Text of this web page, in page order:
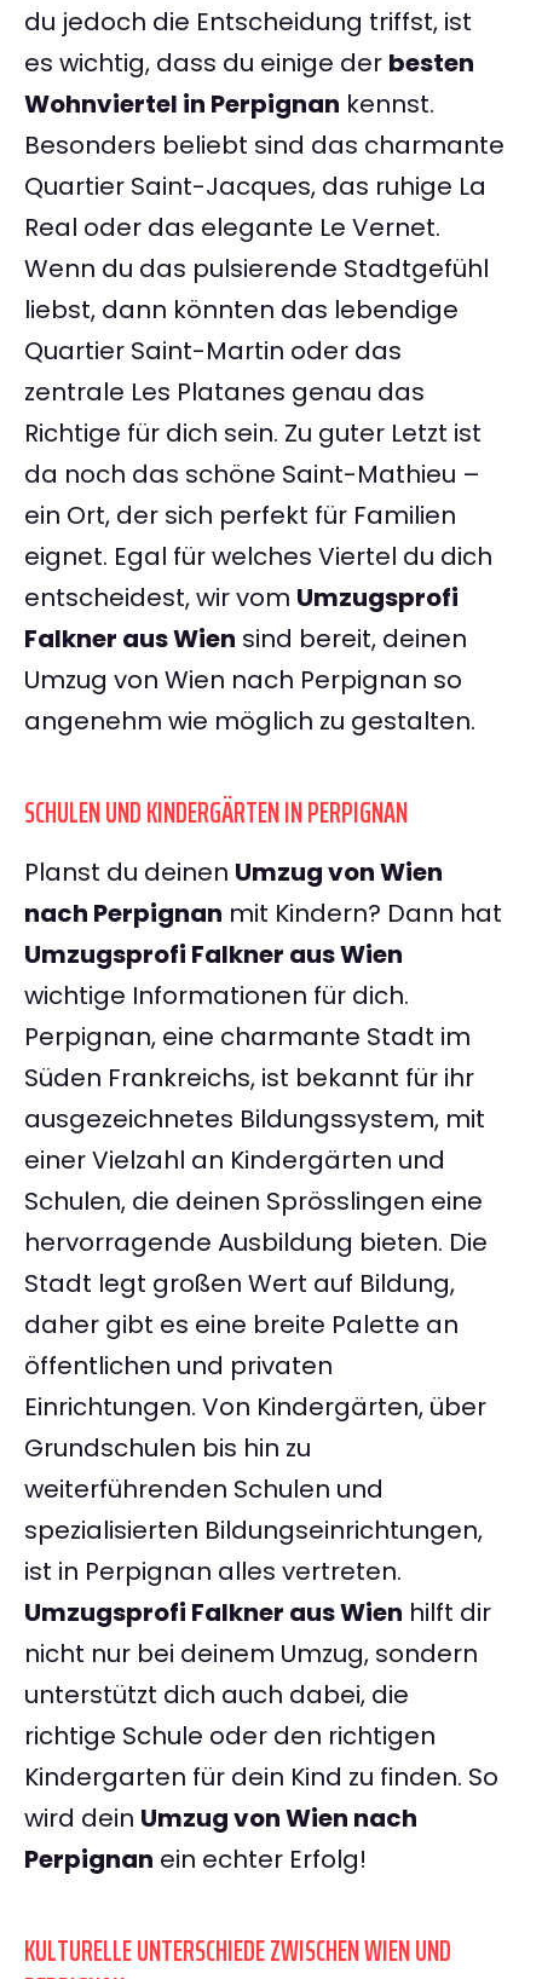
du jedoch die Entscheidung triffst, ist
es wichtig, dass du einige der besten
Wohnviertel in Perpignan kennst.
Besonders beliebt sind das charmante
Quartier Saint-Jacques, das ruhige La
Real oder das elegante Le Vernet.
Wenn du das pulsierende Stadtgefühl
liebst, dann könnten das lebendige
Quartier Saint-Martin oder das
zentrale Les Platanes genau das
Richtige für dich sein. Zu guter Letzt ist
da noch das schöne Saint-Mathieu –
ein Ort, der sich perfekt für Familien
eignet. Egal für welches Viertel du dich
entscheidest, wir vom Umzugsprofi
Falkner aus Wien sind bereit, deinen
Umzug von Wien nach Perpignan so
angenehm wie möglich zu gestalten.
SCHULEN UND KINDERGÄRTEN IN PERPIGNAN
Planst du deinen Umzug von Wien
nach Perpignan mit Kindern? Dann hat
Umzugsprofi Falkner aus Wien
wichtige Informationen für dich.
Perpignan, eine charmante Stadt im
Süden Frankreichs, ist bekannt für ihr
ausgezeichnetes Bildungssystem, mit
einer Vielzahl an Kindergärten und
Schulen, die deinen Sprösslingen eine
hervorragende Ausbildung bieten. Die
Stadt legt großen Wert auf Bildung,
daher gibt es eine breite Palette an
öffentlichen und privaten
Einrichtungen. Von Kindergärten, über
Grundschulen bis hin zu
weiterführenden Schulen und
spezialisierten Bildungseinrichtungen,
ist in Perpignan alles vertreten.
Umzugsprofi Falkner aus Wien hilft dir
nicht nur bei deinem Umzug, sondern
unterstützt dich auch dabei, die
richtige Schule oder den richtigen
Kindergarten für dein Kind zu finden. So
wird dein Umzug von Wien nach
Perpignan ein echter Erfolg!
KULTURELLE UNTERSCHIEDE ZWISCHEN WIEN UND